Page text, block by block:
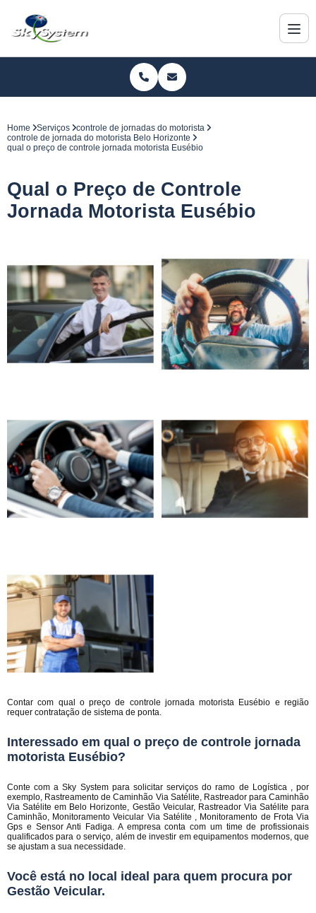
Home Serviços
controle de jornadas do motorista
controle de jornada do motorista Belo Horizonte
qual o preço de controle jornada motorista Eusébio
Qual o Preço de Controle
Jornada Motorista Eusébio
Contar com qual o preço de controle jornada motorista Eusébio e região
requer contratação de sistema de ponta.
Interessado em qual o preço de controle jornada
motorista Eusébio?
Conte com a Sky System para solicitar serviços do ramo de Logística , por
exemplo, Rastreamento de Caminhão Via Satélite, Rastreador para Caminhão
Via Satélite em Belo Horizonte, Gestão Veicular, Rastreador Via Satélite para
Caminhão, Monitoramento Veicular Via Satélite , Monitoramento de Frota Via
Gps e Sensor Anti Fadiga. A empresa conta com um time de profissionais
qualificados para o serviço, além de investir em equipamentos modernos, que
se ajustam a sua necessidade.
Você está no local ideal para quem procura por
Gestão Veicular.